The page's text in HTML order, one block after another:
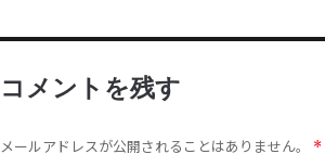
コメントを残す
メールアドレスが公開されることはありません。 *